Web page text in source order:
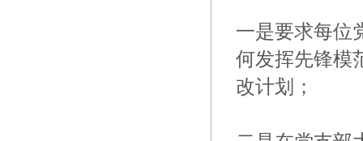
一是要求每位
何发挥先锋模
改计划；